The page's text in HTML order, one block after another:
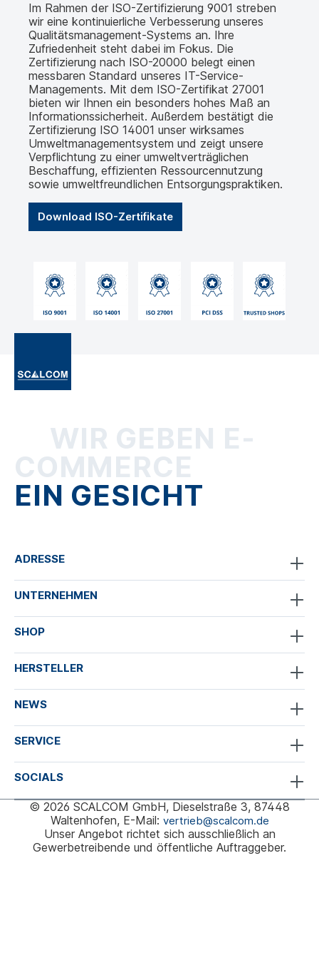
Im Rahmen der ISO-Zertifizierung 9001 streben
wir eine kontinuierliche Verbesserung unseres
Qualitätsmanagement-Systems an. Ihre
Zufriedenheit steht dabei im Fokus. Die
Zertifizierung nach ISO-20000 belegt einen
messbaren Standard unseres IT-Service-
Managements. Mit dem ISO-Zertifikat 27001
bieten wir Ihnen ein besonders hohes Maß an
Informationssicherheit. Außerdem bestätigt die
Zertifizierung ISO 14001 unser wirksames
Umweltmanagementsystem und zeigt unsere
Verpflichtung zu einer umweltverträglichen
Beschaffung, effizienten Ressourcennutzung
sowie umweltfreundlichen Entsorgungspraktiken.
Download ISO-Zertifikate
WIR GEBEN E-
COMMERCE
EIN GESICHT
ADRESSE
UNTERNEHMEN
SHOP
HERSTELLER
NEWS
SERVICE
SOCIALS
© 2026 SCALCOM GmbH, Dieselstraße 3, 87448
Waltenhofen, E-Mail: vertrieb@scalcom.de
Unser Angebot richtet sich ausschließlich an
Gewerbetreibende und öffentliche Auftraggeber.